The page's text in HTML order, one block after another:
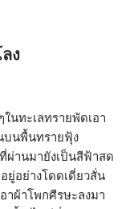
ง
นทะเลทรายพัดเอา
บนพื้นทรายฟุ้ง
ผ่านมายังเป็นสีฟ้าสด
อย่างโดดเดี่ยวสั่น
าผ้าโพกศีรษะลงมา